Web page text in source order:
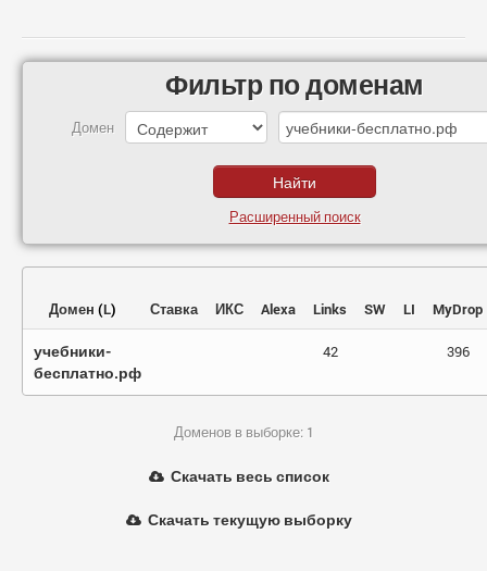
Фильтр по доменам
Домен
Расширенный поиск
Домен (L) Ставка ИКС Alexa Links SW LI MyDrop
учебники-
бесплатно.рф
42 396
Доменов в выборке: 1
Скачать весь список
Скачать текущую выборку